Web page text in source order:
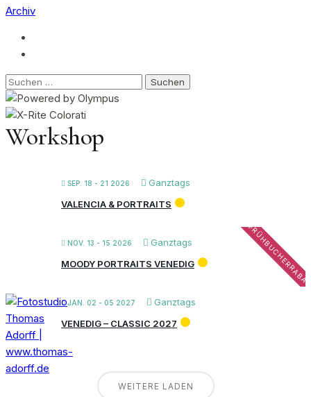
Archiv
Suchen
nach:
Workshop
SEP. 18 - 21 2026
Ganztags
VALENCIA & PORTRAITS
NOV. 13 - 15 2026 Ganztags
MOODY PORTRAITS VENEDIG
JAN. 02 - 05 2027
Ganztags
VENEDIG – CLASSIC 2027
WEITERE LADEN